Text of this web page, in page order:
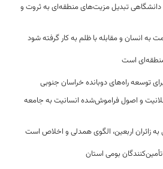
تبدیل مزیت‌های منطقه‌ای به ثروت و
به انسان و مقابله با ظلم به کار گرفته شود
است
و اصول فراموش‌شده انسانیت به جامعه
زائران اربعین، الگوی همدلی و اخلاص است
بومی استان